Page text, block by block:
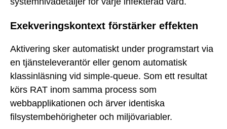
Exekveringskontext förstärker effekten
Aktivering sker automatiskt under programstart via
en tjänsteleverantör eller genom automatisk
klassinläsning vid simple-queue. Som ett resultat
körs RAT inom samma process som
webbapplikationen och ärver identiska
filsystembehörigheter och miljövariabler.